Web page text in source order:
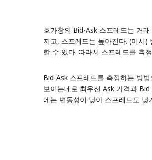
호가창의 Bid-Ask 스프레드는 거
지고, 스프레드는 높아진다. (미시)
할 수 있다. 따라서 스프레드를 측
Bid-Ask 스프레드를 측정하는 방
보이는데로 최우선 Ask 가격과
에는 변동성이 낮아 스프레드도